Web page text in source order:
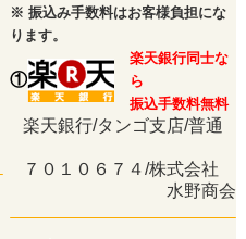
※ 振込み手数料はお客様負担にな
ります。
①
楽天銀行同士な
ら
振込手数料無料
楽天銀行/タンゴ支店/普通
７０１０６７４/株式会社
水野商会